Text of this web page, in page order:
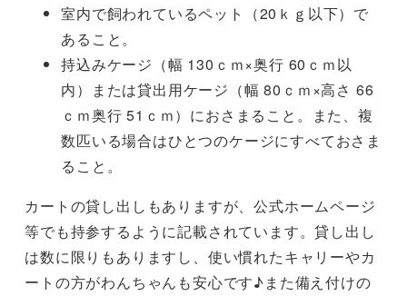
室内で飼われているペット（20ｋｇ以下）で
あること。
持込みケージ（幅 130ｃｍ×奥行 60ｃｍ以
内）または貸出用ケージ（幅 80ｃｍ×高さ 66
ｃｍ奥行 51ｃｍ）におさまること。また、複
数匹いる場合はひとつのケージにすべておさま
ること。
カートの貸し出しもありますが、公式ホームページ
等でも持参するように記載されています。貸し出し
は数に限りもありますし、使い慣れたキャリーやカ
ートの方がわんちゃんも安心です♪また備え付けの